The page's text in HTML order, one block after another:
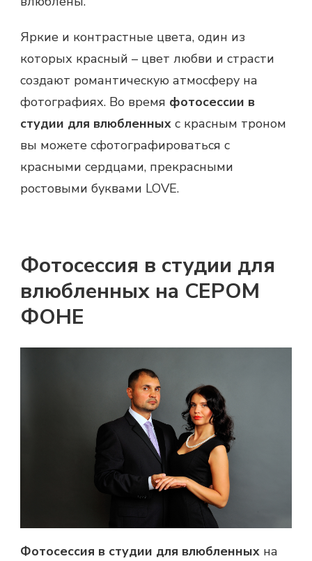
Яркие и контрастные цвета, один из
которых красный – цвет любви и страсти
создают романтическую атмосферу на
фотографиях. Во время фотосессии в
студии для влюбленных с красным троном
вы можете сфотографироваться с
красными сердцами, прекрасными
ростовыми буквами LOVE.
Фотосессия в студии для
влюбленных на СЕРОМ
ФОНЕ
Фотосессия в студии для влюбленных на